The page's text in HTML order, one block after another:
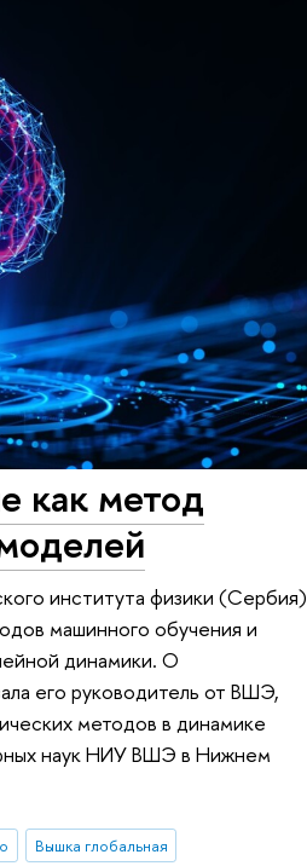
как метод
института физики (Сербия)
машинного обучения и
динамики. О
его руководитель от ВШЭ,
методов в динамике
наук НИУ ВШЭ в Нижнем
Вышка глобальная